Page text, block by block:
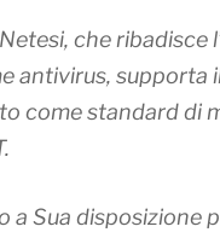
che ribadisce
antivirus, supporta
come standard di
a Sua disposizione